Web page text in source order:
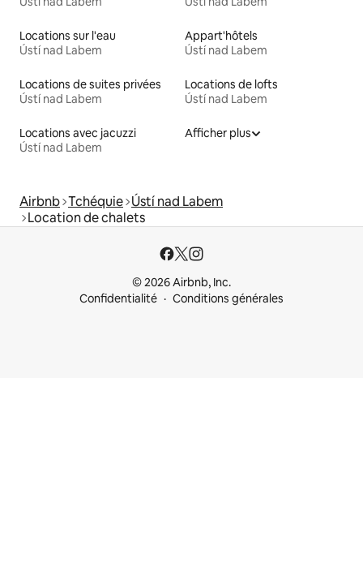
Locations sur l'eau
Ústí nad Labem
Appart'hôtels
Ústí nad Labem
Locations de suites privées
Ústí nad Labem
Locations de lofts
Ústí nad Labem
Locations avec jacuzzi
Ústí nad Labem
Afficher plus
Airbnb Tchéquie Ústí nad Labem
Location de chalets
© 2026 Airbnb, Inc.
Confidentialité
Conditions générales